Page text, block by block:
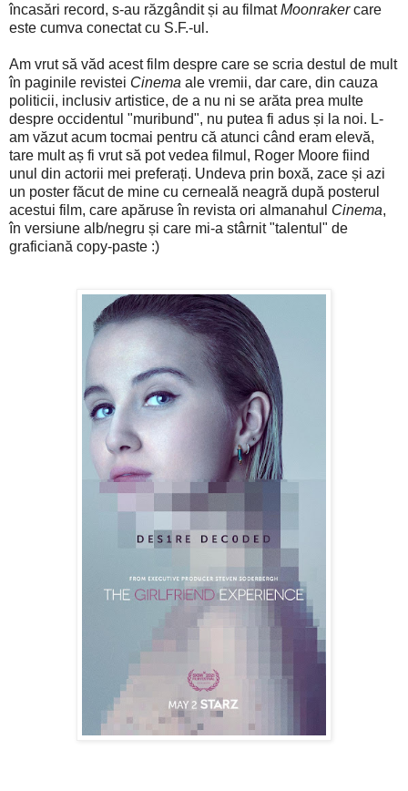
încasări record, s-au răzgândit și au filmatMoonrakercare
este cumva conectat cu S.F.-ul.
Am vrut să văd acest film despre care se scria destul de mult
în paginile revistei Cinema ale vremii, dar care, din cauza
politicii, inclusiv artistice, de a nu ni se arăta prea multe
despre occidentul "muribund", nu putea fi adus și la noi. L-
am văzut acum tocmai pentru că atunci când eram elevă,
tare mult aș fi vrut să pot vedea filmul, Roger Moore fiind
unul din actorii mei preferați. Undeva prin boxă, zace și azi
un poster făcut de mine cu cerneală neagră după posterul
acestui film, care apăruse în revista ori almanahul Cinema,
în versiune alb/negru și care mi-a stârnit "talentul" de
graficiană copy-paste :)